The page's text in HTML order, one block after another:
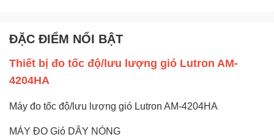
ĐẶC ĐIỂM NỔI BẬT
Thiết bị đo tốc độ/lưu lượng gió Lutron AM-
4204HA
Máy đo tốc độ/lưu lượng gió Lutron AM-4204HA
MÁY ĐO Gió DÂY NÓNG